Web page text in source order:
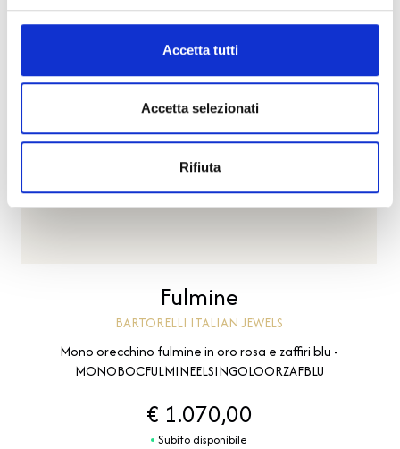
Accetta tutti
Accetta selezionati
Rifiuta
Fulmine
BARTORELLI ITALIAN JEWELS
Mono orecchino fulmine in oro rosa e zaffiri blu -
MONOBOCFULMINEELSINGOLOORZAFBLU
€ 1.070,00
Subito disponibile